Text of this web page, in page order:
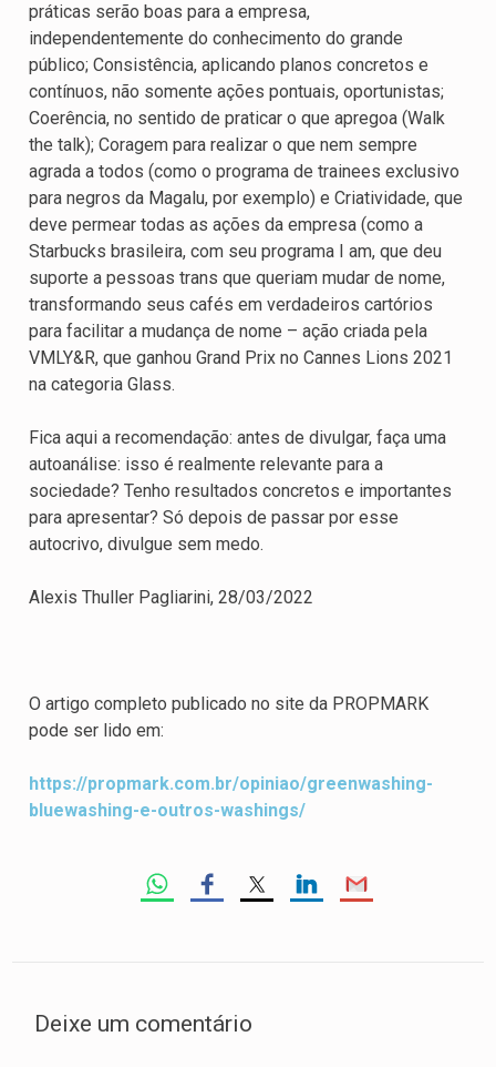
práticas serão boas para a empresa,
independentemente do conhecimento do grande
público; Consistência, aplicando planos concretos e
contínuos, não somente ações pontuais, oportunistas;
Coerência, no sentido de praticar o que apregoa (Walk
the talk); Coragem para realizar o que nem sempre
agrada a todos (como o programa de trainees exclusivo
para negros da Magalu, por exemplo) e Criatividade, que
deve permear todas as ações da empresa (como a
Starbucks brasileira, com seu programa I am, que deu
suporte a pessoas trans que queriam mudar de nome,
transformando seus cafés em verdadeiros cartórios
para facilitar a mudança de nome – ação criada pela
VMLY&R, que ganhou Grand Prix no Cannes Lions 2021
na categoria Glass.
Fica aqui a recomendação: antes de divulgar, faça uma
autoanálise: isso é realmente relevante para a
sociedade? Tenho resultados concretos e importantes
para apresentar? Só depois de passar por esse
autocrivo, divulgue sem medo.
Alexis Thuller Pagliarini, 28/03/2022
O artigo completo publicado no site da PROPMARK
pode ser lido em:
https://propmark.com.br/opiniao/greenwashing-
bluewashing-e-outros-washings/
Deixe um comentário